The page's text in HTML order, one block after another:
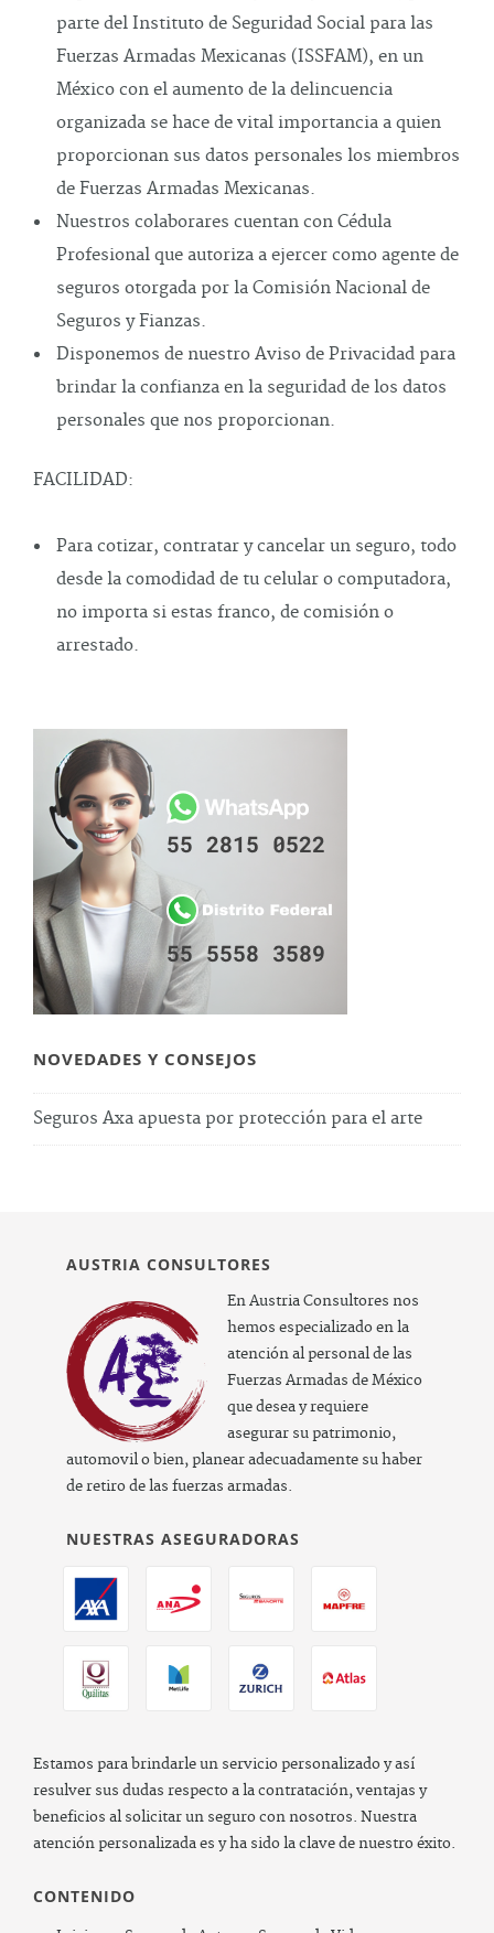
parte del Instituto de Seguridad Social para las
Fuerzas Armadas Mexicanas (ISSFAM), en un
México con el aumento de la delincuencia
organizada se hace de vital importancia a quien
proporcionan sus datos personales los miembros
de Fuerzas Armadas Mexicanas.
Nuestros colaborares cuentan con Cédula
Profesional que autoriza a ejercer como agente de
seguros otorgada por la Comisión Nacional de
Seguros y Fianzas.
Disponemos de nuestro Aviso de Privacidad para
brindar la confianza en la seguridad de los datos
personales que nos proporcionan.
FACILIDAD:
Para cotizar, contratar y cancelar un seguro, todo
desde la comodidad de tu celular o computadora,
no importa si estas franco, de comisión o
arrestado.
NOVEDADES Y CONSEJOS
Seguros Axa apuesta por protección para el arte
AUSTRIA CONSULTORES
En Austria Consultores nos
hemos especializado en la
atención al personal de las
Fuerzas Armadas de México
que desea y requiere
asegurar su patrimonio,
automovil o bien, planear adecuadamente su haber
de retiro de las fuerzas armadas.
NUESTRAS ASEGURADORAS
Estamos para brindarle un servicio personalizado y así
resulver sus dudas respecto a la contratación, ventajas y
beneficios al solicitar un seguro con nosotros. Nuestra
atención personalizada es y ha sido la clave de nuestro éxito.
CONTENIDO